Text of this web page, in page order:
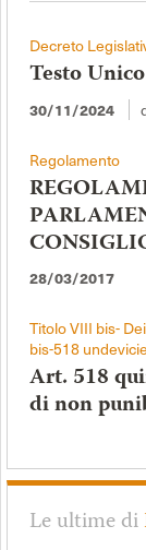
Decreto
Testo
30/11/2024
Regolamento
28/03/2017
Titolo VIII bis-
bis-518
Art. 518
di non
Le ultime di